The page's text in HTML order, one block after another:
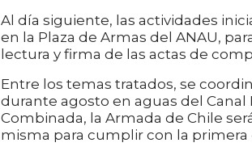
Al día siguiente, las actividades
en la Plaza de Armas del ANAU,
lectura y firma de las actas de
Entre los temas tratados, se
durante agosto en aguas del Canal
Combinada, la Armada de Chile
misma para cumplir con la primera